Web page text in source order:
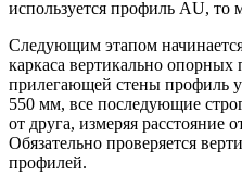
используется профиль AU, то
Следующим этапом
каркаса вертикально
прилегающей стены профиль
550 мм, все последующие
от друга, измеряя расстояние
Обязательно проверяется
профилей.